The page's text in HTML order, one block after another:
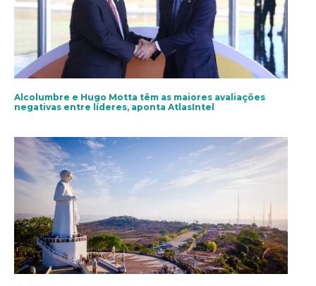
Alcolumbre e Hugo Motta têm as maiores avaliações
negativas entre líderes, aponta AtlasIntel